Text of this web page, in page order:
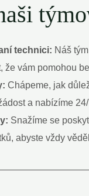
technici: Náš
že vám pomohou
Chápeme, jak
a nabízíme
Snažíme se
abyste vždy